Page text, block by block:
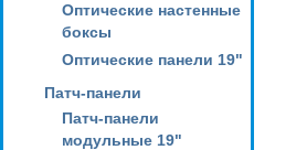
Оптические настенные
боксы
Оптические панели 19"
Патч-панели
Патч-панели
модульные 19"